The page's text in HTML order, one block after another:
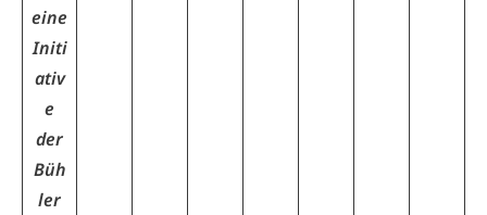
eine
Initi
ativ
e
der
Büh
ler